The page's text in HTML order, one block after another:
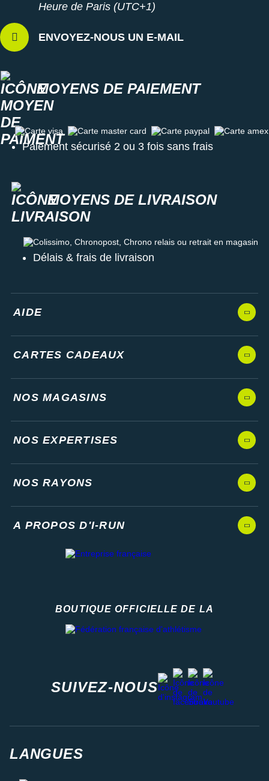
Heure de Paris (UTC+1)
ENVOYEZ-NOUS UN E-MAIL
MOYENS DE PAIEMENT
Carte visa Carte master card Carte paypal Carte amex
Paiement sécurisé 2 ou 3 fois sans frais
MOYENS DE LIVRAISON
Colissimo, Chronopost, Chrono relais ou retrait en magasin
Délais & frais de livraison
AIDE
CARTES CADEAUX
NOS MAGASINS
NOS EXPERTISES
NOS RAYONS
A PROPOS D'I-RUN
BOUTIQUE OFFICIELLE DE LA
SUIVEZ-NOUS
instagram
facebook
stravayoutube
LANGUES